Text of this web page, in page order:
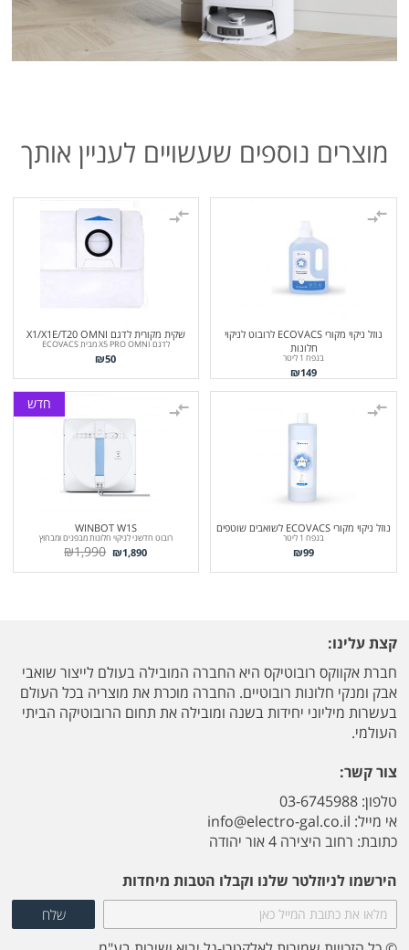
מוצרים נוספים שעשויים לעניין אותך
נוזל ניקוי מקורי ECOVACS לרובוט לניקוי
חלונות
בנפח 1 ליטר
₪149
שקית מקורית לדגם X1/X1E/T20 OMNI
לדגם X5 PRO OMNI מבית ECOVACS
₪50
נוזל ניקוי מקורי ECOVACS לשואבים שוטפים
בנפח 1 ליטר
₪99
חדש
WINBOT W1S
רובוט חדשני לניקוי חלונות מבפנים ומבחוץ
₪1,890
₪1,990
קצת עלינו:
חברת אקווקס רובוטיקס היא החברה המובילה בעולם לייצור שואבי
אבק ומנקי חלונות רובוטיים. החברה מוכרת את מוצריה בכל העולם
בעשרות מיליוני יחידות בשנה ומובילה את תחום הרובוטיקה הביתי
העולמי.
צור קשר:
טלפון: 03-6745988
אי מייל: info@electro-gal.co.il
כתובת: רחוב היצירה 4 אור יהודה
הירשמו לניוזלטר שלנו וקבלו הטבות מיחדות